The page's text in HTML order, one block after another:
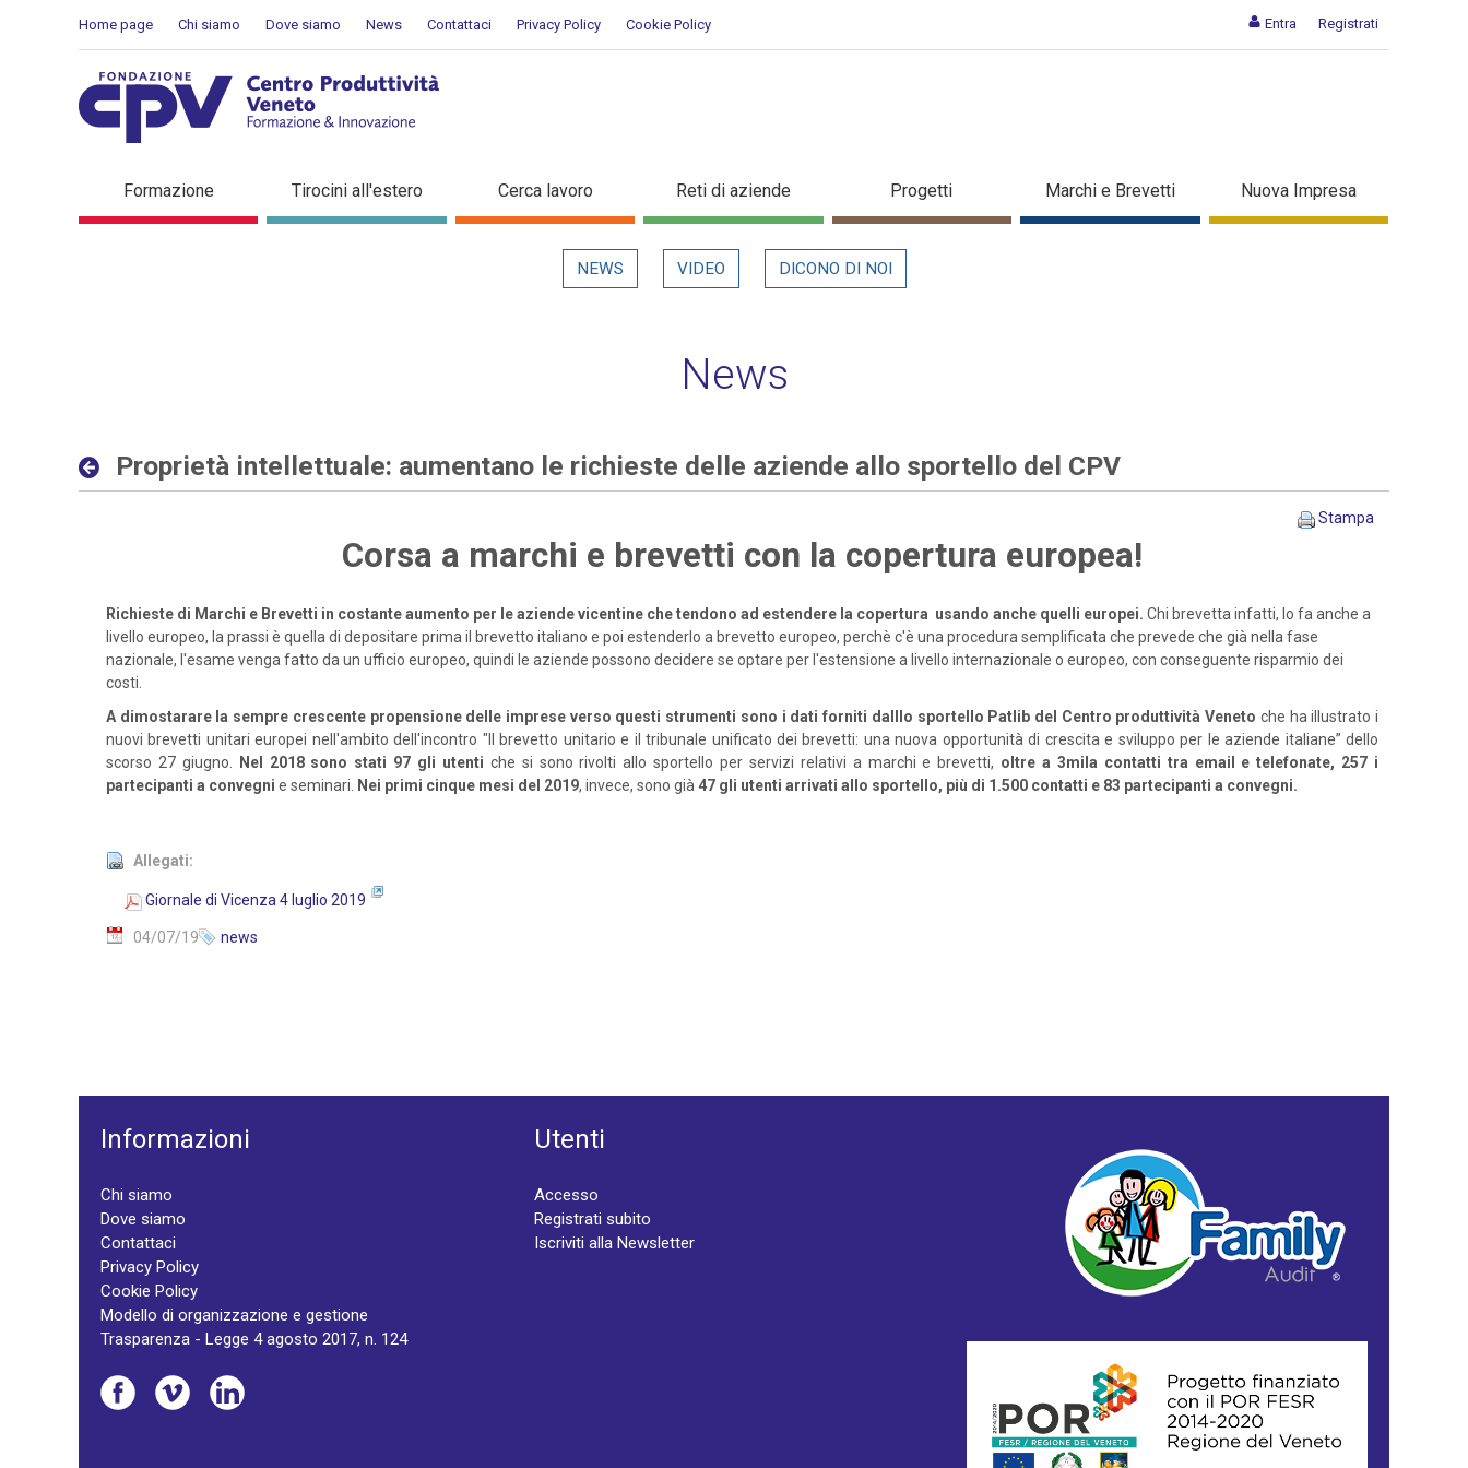
Entra Registrati
Home page Chi siamo Dove siamo News Contattaci Privacy Policy Cookie Policy
Proprietà intellettuale: aumentano le richieste delle aziende allo sportello del CPV -
Formazione Tirocini all'estero Cerca lavoro Reti di aziende Progetti Marchi e Brevetti Nuova Impresa
NEWS VIDEO DICONO DI NOI
News
Proprietà intellettuale: aumentano le richieste delle aziende allo sportello del CPV
Stampa
Corsa a marchi e brevetti con la copertura europea!
Richieste di Marchi e Brevetti in costante aumento per le aziende vicentine che tendono ad estendere la copertura usando anche quelli europei. Chi brevetta infatti, lo fa anche a
livello europeo, la prassi è quella di depositare prima il brevetto italiano e poi estenderlo a brevetto europeo, perchè c'è una procedura semplificata che prevede che già nella fase
nazionale, l'esame venga fatto da un ufficio europeo, quindi le aziende possono decidere se optare per l'estensione a livello internazionale o europeo, con conseguente risparmio dei
costi.
A dimostarare la sempre crescente propensione delle imprese verso questi strumenti sono i dati forniti dalllo sportello Patlib del Centro produttività Veneto che ha illustrato i
nuovi brevetti unitari europei nell'ambito dell'incontro "Il brevetto unitario e il tribunale unificato dei brevetti: una nuova opportunità di crescita e sviluppo per le aziende italiane” dello
scorso 27 giugno.
Nel 2018 sono stati 97 gli utenti che si sono rivolti allo sportello per servizi relativi a marchi e brevetti, oltre a 3mila contatti tra email e telefonate, 257 i
partecipanti a convegni e seminari. Nei primi cinque mesi del 2019, invece, sono già 47 gli utenti arrivati allo sportello, più di 1.500 contatti e 83 partecipanti a convegni.
Allegati:
Giornale di Vicenza 4 luglio 2019
04/07/19 news
Informazioni
Chi siamo
Dove siamo
Contattaci
Privacy Policy
Cookie Policy
Modello di organizzazione e gestione
Trasparenza - Legge 4 agosto 2017, n. 124
Utenti
Accesso
Registrati subito
Iscriviti alla Newsletter